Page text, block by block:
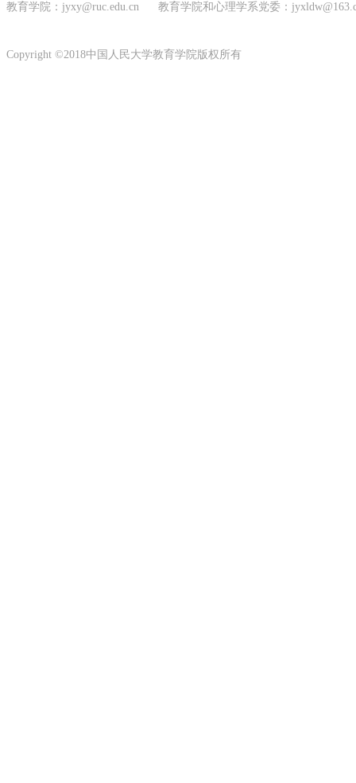
教育学院：jyxy@ruc.edu.cn 教育学院和心理学系党委：
Copyright ©2018中国人民大学教育学院版权所有